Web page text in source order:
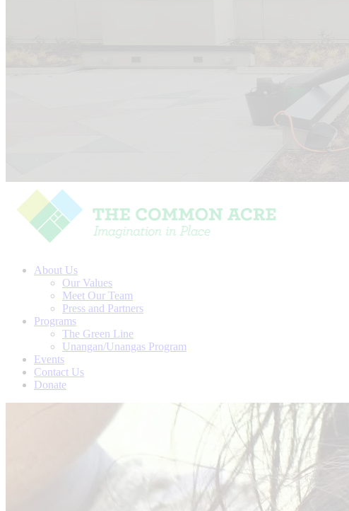
About Us
Our Values
Meet Our Team
Press and Partners
Programs
The Green Line
Unangan/Unangas Program
Events
Contact Us
Donate